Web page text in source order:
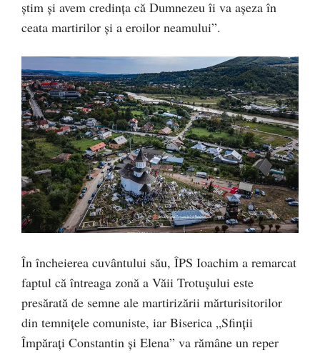
știm și avem credința că Dumnezeu îi va așeza în
ceata martirilor și a eroilor neamului”.
În încheierea cuvântului său, ÎPS Ioachim a remarcat
faptul că întreaga zonă a Văii Trotușului este
presărată de semne ale martirizării mărturisitorilor
din temnițele comuniste, iar Biserica „Sfinții
Împărați Constantin și Elena” va rămâne un reper